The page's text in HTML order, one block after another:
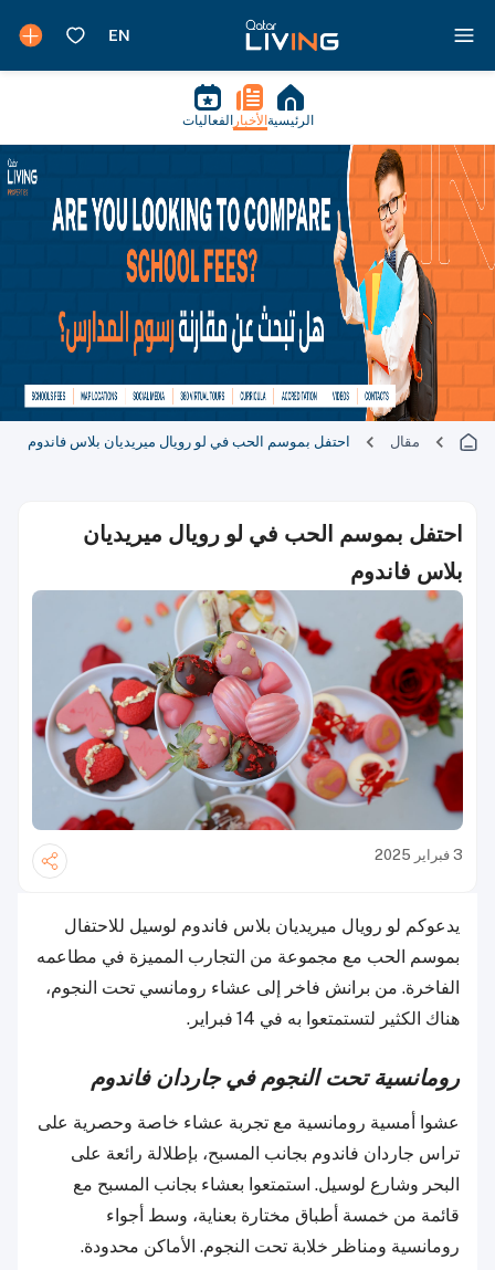
الرئيسية الأخبار الفعاليات
مقال احتفل بموسم الحب في لو رويال ميريديان بلاس فاندوم
احتفل بموسم الحب في لو رويال ميريديان
بلاس فاندوم
3 فبراير 2025
يدعوكم لو رويال ميريديان بلاس فاندوم لوسيل للاحتفال
بموسم الحب مع مجموعة من التجارب المميزة في مطاعمه
الفاخرة. من برانش فاخر إلى عشاء رومانسي تحت النجوم،
هناك الكثير لتستمتعوا به في 14
فبراير.
رومانسية تحت النجوم فيجاردان فاندوم
عشوا أمسية رومانسية مع تجربة عشاء خاصة وحصرية على
تراس جاردان فاندوم بجانب المسبح، بإطلالة رائعة على
البحر وشارع لوسيل. استمتعوا بعشاء بجانب المسبح مع
قائمة من خمسة أطباق مختارة بعناية، وسط أجواء
رومانسية ومناظر خلابة تحت النجوم. الأماكن محدودة.